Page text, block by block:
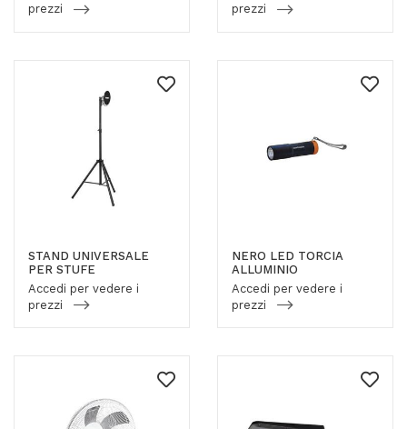
prezzi
prezzi
STAND UNIVERSALE
PER STUFE
Accedi per vedere i
prezzi
NERO LED TORCIA
ALLUMINIO
Accedi per vedere i
prezzi